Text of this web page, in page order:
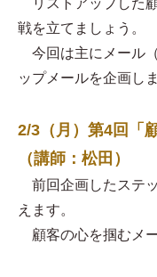
リストアップした
戦を立てましょう。
今回は主にメール
ップメールを企画しま
2/3（月）第4回「
（講師：松田）
前回企画したステ
えます。
顧客の心を掴むメ